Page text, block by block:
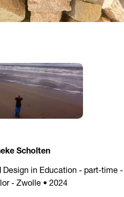
Scholten
Design in Education - part-time -
- Zwolle • 2024